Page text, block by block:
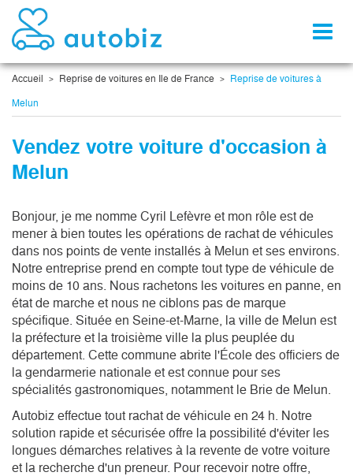
Accueil Reprise de voitures en Ile de France Reprise de voitures à
Melun
Vendez votre voiture d'occasion à
Melun
Bonjour, je me nomme Cyril Lefèvre et mon rôle est de
mener à bien toutes les opérations de rachat de véhicules
dans nos points de vente installés à Melun et ses environs.
Notre entreprise prend en compte tout type de véhicule de
moins de 10 ans. Nous rachetons les voitures en panne, en
état de marche et nous ne ciblons pas de marque
spécifique. Située en Seine-et-Marne, la ville de Melun est
la préfecture et la troisième ville la plus peuplée du
département. Cette commune abrite l'École des officiers de
la gendarmerie nationale et est connue pour ses
spécialités gastronomiques, notamment le Brie de Melun.
Autobiz effectue tout rachat de véhicule en 24 h. Notre
solution rapide et sécurisée offre la possibilité d'éviter les
longues démarches relatives à la revente de votre voiture
et la recherche d'un preneur. Pour recevoir notre offre,